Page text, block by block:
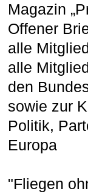
Magazin
Offener
alle
alle
den
sowie zur
Politik,
Europa
"Fliegen